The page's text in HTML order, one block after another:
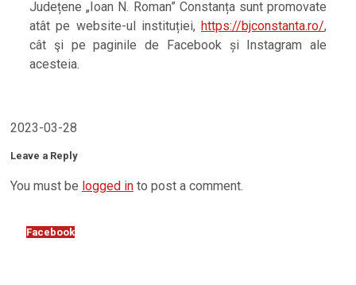
Județene „Ioan N. Roman” Constanța sunt promovate
atât pe website-ul instituției, https://bjconstanta.ro/,
cât şi pe paginile de Facebook și Instagram ale
acesteia.
2023-03-28
Leave a Reply
You must be logged in to post a comment.
Facebook